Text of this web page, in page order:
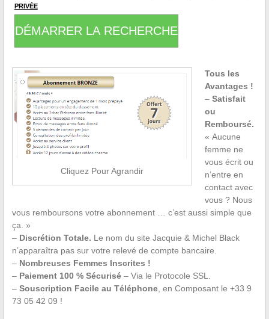
PRIVÉE
DÉMARRER LA RECHERCHE
Cliquez Pour Agrandir
Tous les
Avantages !
– Satisfait
ou
Remboursé.
« Aucune
femme ne
vous écrit ou
n’entre en
contact avec
vous ? Nous
vous remboursons votre abonnement … c’est aussi simple que
ça. »
– Discrétion Totale. Le nom du site Jacquie & Michel Black
n’apparaîtra pas sur votre relevé de compte bancaire.
– Nombreuses Femmes Inscrites !
– Paiement 100 % Sécurisé– Via le Protocole SSL.
– Souscription Facile au Téléphone, en Composant le +33 9
73 05 42 09 !